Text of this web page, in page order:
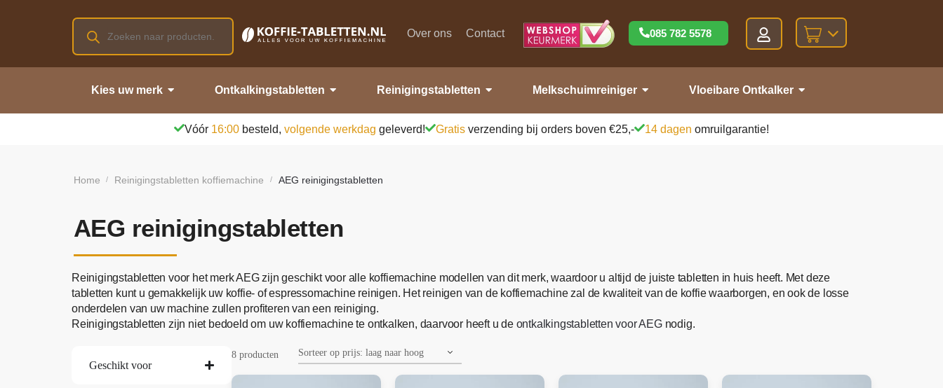
Over ons Contact 085 782 5578
Kies uw merk Ontkalkingstabletten Reinigingstabletten Melkschuimreiniger Vloeibare Ontkalker
Vóór 16:00 besteld, volgende werkdag geleverd! Gratis verzending bij orders boven €25,- 14 dagen omruilgarantie!
Home / Reinigingstabletten koffiemachine / AEG reinigingstabletten
AEG reinigingstabletten
Reinigingstabletten voor het merk AEG zijn geschikt voor alle koffiemachine modellen van dit merk, waardoor u altijd de juiste tabletten in huis heeft. Met deze
tabletten kunt u gemakkelijk uw koffie- of espressomachine reinigen. Het reinigen van de koffiemachine zal de kwaliteit van de koffie waarborgen, en ook de losse
onderdelen van uw machine zullen profiteren van een reiniging.
Reinigingstabletten zijn niet bedoeld om uw koffiemachine te ontkalken, daarvoor heeft u de ontkalkingstabletten voor AEGnodig.
Geschikt voor
8 producten